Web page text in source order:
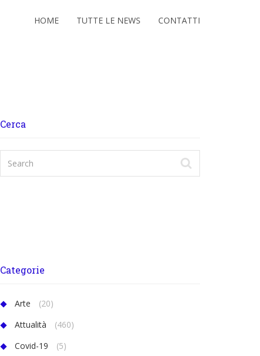
HOME TUTTE LE NEWS CONTATTI
Cerca
Categorie
Arte
(20)
Attualità
(460)
Covid-19
(5)